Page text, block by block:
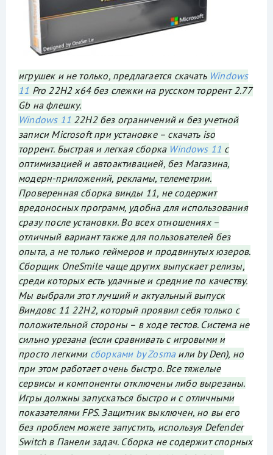
игрушек и не только, предлагается скачать Windows
11 Pro 22H2 x64 без слежки на русском торрент 2.77
Gb на флешку.
Windows 11 22H2 без ограничений и без учетной
записи Microsoft при установке – скачать iso
торрент. Быстрая и легкая сборка Windows 11 с
оптимизацией и автоактивацией, без Магазина,
модерн-приложений, рекламы, телеметрии.
Проверенная сборка винды 11, не содержит
вредоносных программ, удобна для использования
сразу после установки. Во всех отношениях –
отличный вариант также для пользователей без
опыта, а не только геймеров и продвинутых юзеров.
Сборщик OneSmile чаще других выпускает релизы,
среди которых есть удачные и средние по качеству.
Мы выбрали этот лучший и актуальный выпуск
Виндовс 11 22H2, который проявил себя только с
положительной стороны – в ходе тестов. Система не
сильно урезана (если сравнивать с игровыми и
просто легкими сборками by Zosmaили by Den), но
при этом работает очень быстро. Все тяжелые
сервисы и компоненты отключены либо вырезаны.
Игры должны запускаться быстро и с отличными
показателями FPS. Защитник выключен, но вы его
без проблем можете запустить, используя Defender
Switch в Панели задач. Сборка не содержит спорных